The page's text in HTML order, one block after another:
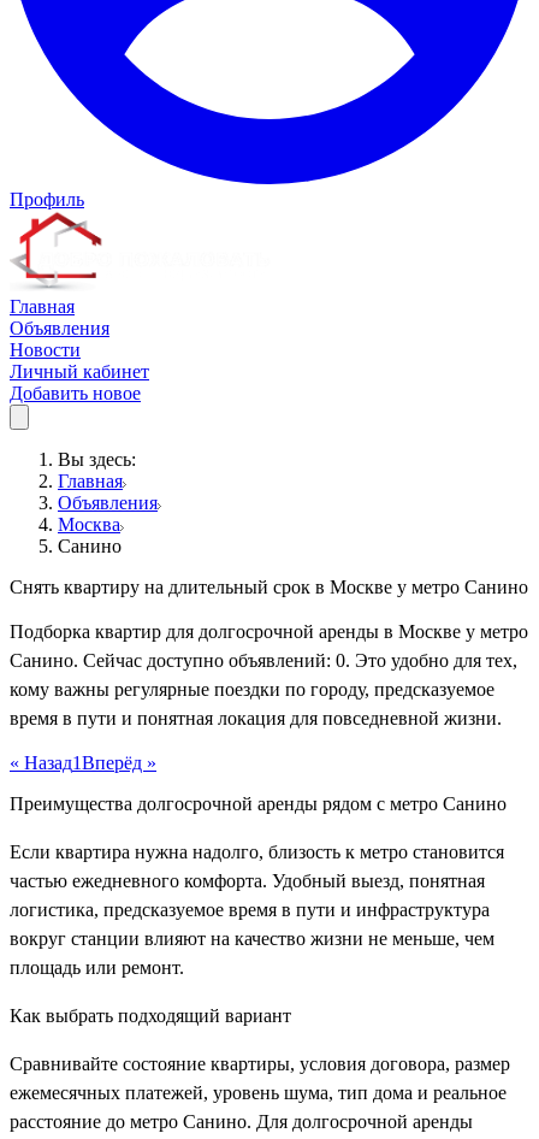
Профиль
Главная
Объявления
Новости
Личный кабинет
Добавить новое
Вы здесь:
Главная
Объявления
Москва
Санино
Снять квартиру на длительный срок в Москве у метро Санино
Подборка квартир для долгосрочной аренды в Москве у метро
Санино. Сейчас доступно объявлений: 0. Это удобно для тех,
кому важны регулярные поездки по городу, предсказуемое
время в пути и понятная локация для повседневной жизни.
« Назад1Вперёд »
Преимущества долгосрочной аренды рядом с метро Санино
Если квартира нужна надолго, близость к метро становится
частью ежедневного комфорта. Удобный выезд, понятная
логистика, предсказуемое время в пути и инфраструктура
вокруг станции влияют на качество жизни не меньше, чем
площадь или ремонт.
Как выбрать подходящий вариант
Сравнивайте состояние квартиры, условия договора, размер
ежемесячных платежей, уровень шума, тип дома и реальное
расстояние до метро Санино. Для долгосрочной аренды